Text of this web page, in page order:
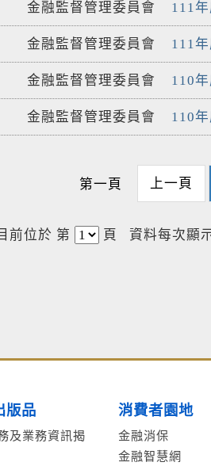
金融監督管理委員會 111
金融監督管理委員會 111
金融監督管理委員會 110
金融監督管理委員會 110
第一頁 上一頁
前位於 第 頁 資料每次顯
版品
及業務資訊揭
消費者園地
金融消保
金融智慧網